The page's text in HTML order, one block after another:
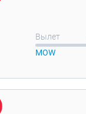
Вылет
MOW